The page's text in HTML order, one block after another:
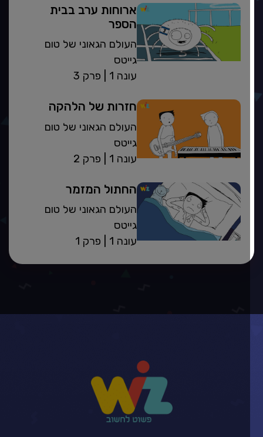
ארוחות ערב בבית
הספר
העולם הגאוני של טום
גייטס
פרק 3
| עונה 1
חזרות של הלהקה
העולם הגאוני של טום
גייטס
פרק 2
| עונה 1
החתול המזמר
העולם הגאוני של טום
גייטס
פרק 1
| עונה 1